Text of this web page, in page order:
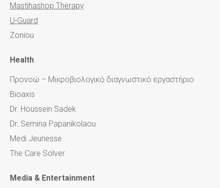
Mastihashop Therapy
U-Guard
Zoniou
Health
Προνοώ – Μικροβιολογικό διαγνωστικό εργαστήριο
Bioaxis
Dr. Houssein Sadek
Dr. Semina Papanikolaou
Medi Jeunesse
The Care Solver
Media & Entertainment